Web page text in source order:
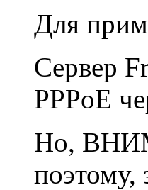
Для
Сервер
PPPoE
Но,
поэтому,